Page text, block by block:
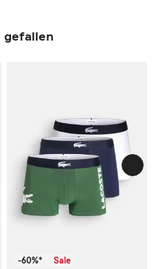
gefallen
-60%* Sale